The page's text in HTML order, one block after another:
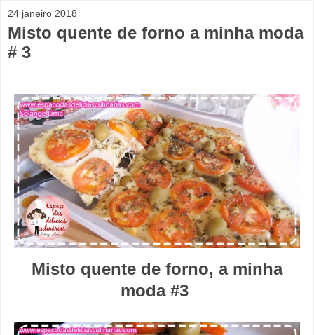
24 janeiro 2018
Misto quente de forno a minha moda
# 3
Misto quente de forno, a minha
moda #3